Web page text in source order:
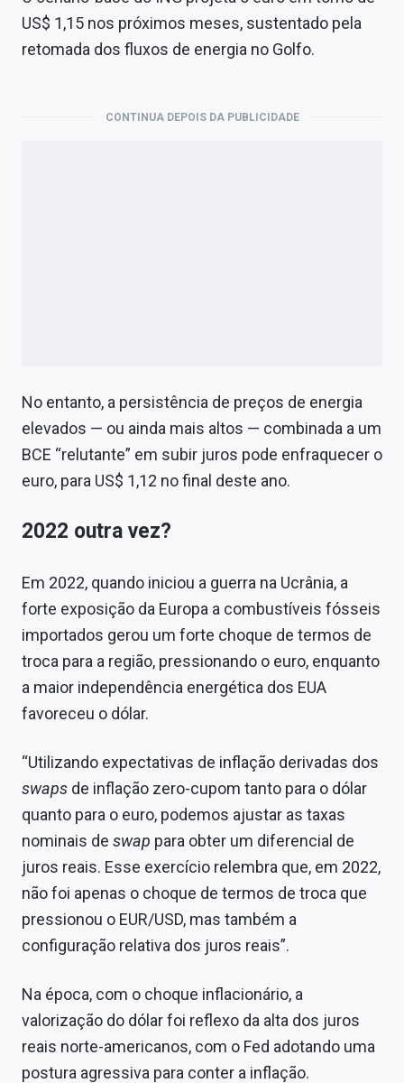
US$ 1,15 nos próximos meses, sustentado pela
retomada dos fluxos de energia no Golfo.
CONTINUA DEPOIS DA PUBLICIDADE
No entanto, a persistência de preços de energia
elevados — ou ainda mais altos — combinada a um
BCE “relutante” em subir juros pode enfraquecer o
euro, para US$ 1,12 no final deste ano.
2022 outra vez?
Em 2022, quando iniciou a guerra na Ucrânia, a
forte exposição da Europa a combustíveis fósseis
importados gerou um forte choque de termos de
troca para a região, pressionando o euro, enquanto
a maior independência energética dos EUA
favoreceu o dólar.
“Utilizando expectativas de inflação derivadas dos
swaps de inflação zero-cupom tanto para o dólar
quanto para o euro, podemos ajustar as taxas
nominais de swap para obter um diferencial de
juros reais. Esse exercício relembra que, em 2022,
não foi apenas o choque de termos de troca que
pressionou o EUR/USD, mas também a
configuração relativa dos juros reais”.
Na época, com o choque inflacionário, a
valorização do dólar foi reflexo da alta dos juros
reais norte-americanos, com o Fed adotando uma
postura agressiva para conter a inflação.